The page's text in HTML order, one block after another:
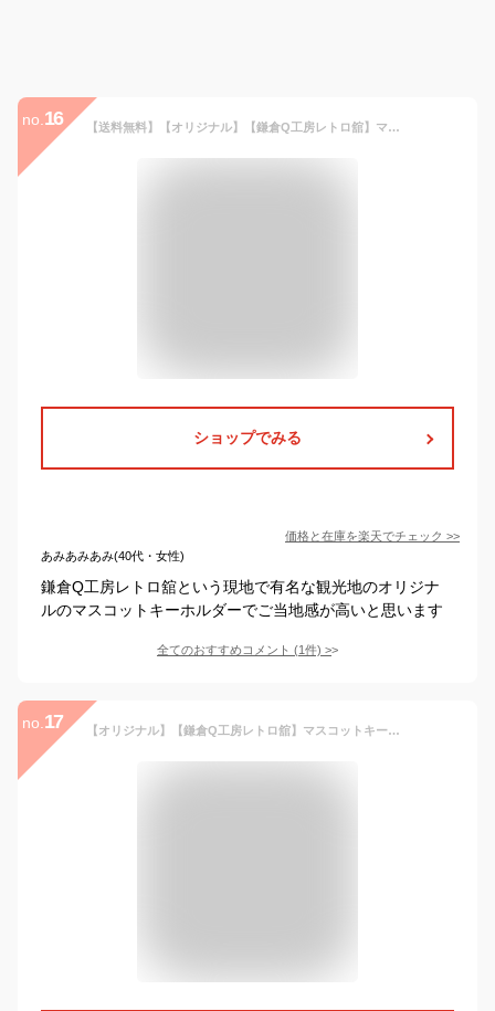
no. 16 【送料無料】【オリジナル】【鎌倉Q工房レトロ舘】マスコットキーホルダー【猫】【ネコ】【ねこ】【動物】【アニマル】【キーホルダー】【キーリング】【鍵】【ぬいぐるみ】【人形】【雑貨】【グッズ】【かわいい】
ショップでみる
価格と在庫を楽天でチェック >>
あみあみあみ(40代・女性)
鎌倉Q工房レトロ舘という現地で有名な観光地のオリジナ
ルのマスコットキーホルダーでご当地感が高いと思います
全てのおすすめコメント (1件) >
no. 17 【オリジナル】【鎌倉Q工房レトロ舘】マスコットキーホルダー【猫】【ネコ】【ねこ】【動物】【アニマル】【キーホルダー】【キーリング】【鍵】【ぬいぐるみ】【人形】【雑貨】【グッズ】【かわいい】